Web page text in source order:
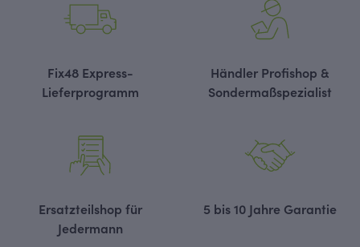
Fix48 Express-
Lieferprogramm
Händler Profishop &
Sondermaßspezialist
Ersatzteilshop für
Jedermann
5 bis 10 Jahre Garantie